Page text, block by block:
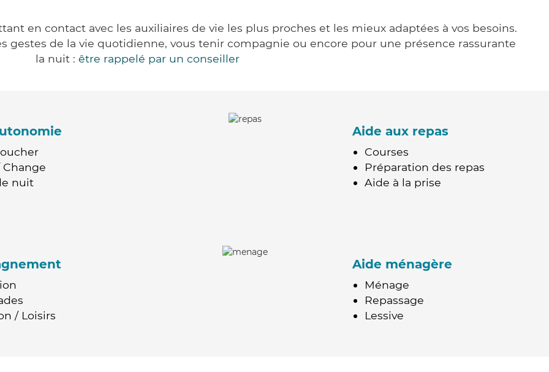
en contact avec les auxiliaires de vie les plus proches et les mieux adaptées à vos besoins.
gestes de la vie quotidienne, vous tenir compagnie ou encore pour une présence rassurante
la nuit : être rappelé par un conseiller
nuit
Aide aux repas
Courses
Préparation des repas
Aide à la prise
/ Loisirs
Aide ménagère
Ménage
Repassage
Lessive